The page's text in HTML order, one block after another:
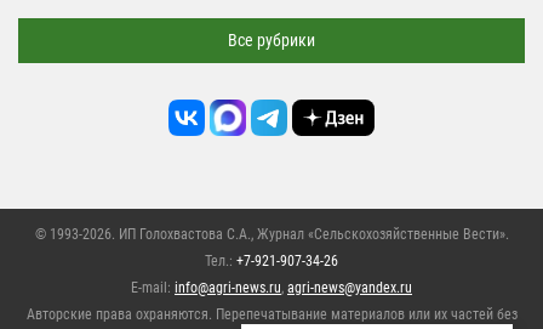
Все рубрики
© 1993-2026. ИП Голохвастова С.А., Журнал «Сельскохозяйственные Вести».
Тел.: +7-921-907-34-26
E-mail: info@agri-news.ru, agri-news@yandex.ru
Авторские права охраняются. Перепечатывание материалов или их частей без